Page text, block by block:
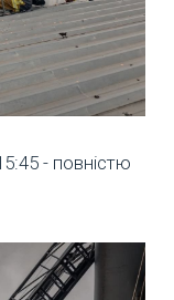
- повністю